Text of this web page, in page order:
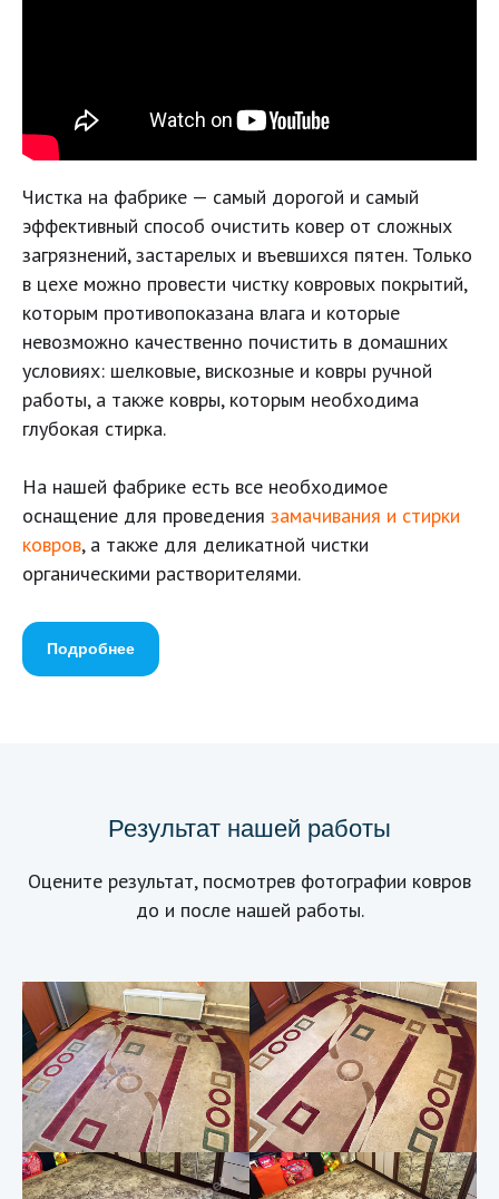
Чистка на фабрике — самый дорогой и самый
эффективный способ очистить ковер от сложных
загрязнений, застарелых и въевшихся пятен. Только
в цехе можно провести чистку ковровых покрытий,
которым противопоказана влага и которые
невозможно качественно почистить в домашних
условиях: шелковые, вискозные и ковры ручной
работы, а также ковры, которым необходима
глубокая стирка.
На нашей фабрике есть все необходимое
оснащение для проведения замачивания и стирки
ковров, а также для деликатной чистки
органическими растворителями.
Подробнее
Результат нашей работы
Оцените результат, посмотрев фотографии ковров
до и после нашей работы.